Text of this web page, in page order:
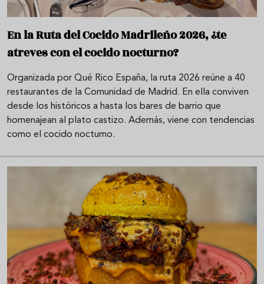
En la Ruta del Cocido Madrileño 2026, ¿te
atreves con el cocido nocturno?
Organizada por Qué Rico España, la ruta 2026 reúne a 40
restaurantes de la Comunidad de Madrid. En ella conviven
desde los históricos a hasta los bares de barrio que
homenajean al plato castizo. Además, viene con tendencias
como el cocido nocturno.